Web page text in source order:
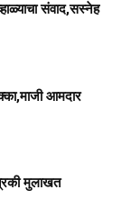
संवाद,सस्नेह
आमदार
मुलाखत